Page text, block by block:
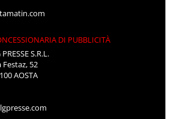
DI PUBBLICITÀ
PRESSE S.R.L.
Festaz, 52
AOSTA